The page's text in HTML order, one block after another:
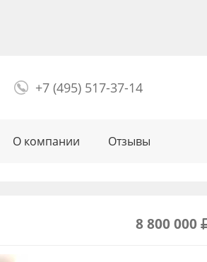
+7 (495) 517-37-14
О компании Отзывы
8 800 000